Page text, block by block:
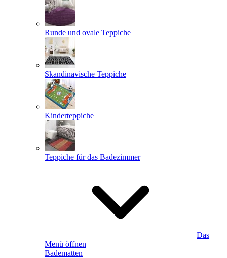
Runde und ovale Teppiche
Skandinavische Teppiche
Kinderteppiche
Teppiche für das Badezimmer
Das
Menü öffnen
Badematten